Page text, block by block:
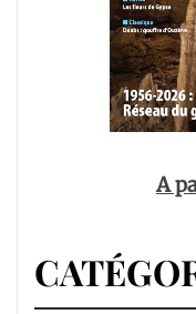
A